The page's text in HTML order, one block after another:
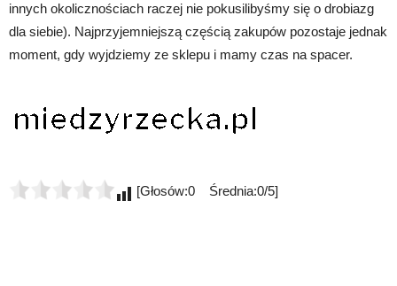
innych okolicznościach raczej nie pokusilibyśmy się o drobiazg
dla siebie). Najprzyjemniejszą częścią zakupów pozostaje jednak
moment, gdy wyjdziemy ze sklepu i mamy czas na spacer.
[Głosów:0 Średnia:0/5]